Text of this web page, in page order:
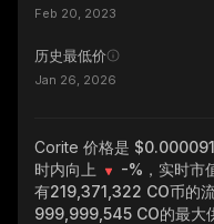
Feb 20, 2023
历史最低价
Jan 26, 2026
Corite 价格是
时内向上
-% ，实时市
有219,371,322 CO币的
999,999,545 CO的最大